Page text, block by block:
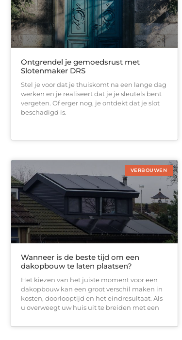
Ontgrendel je gemoedsrust met
Slotenmaker DRS
Stel je voor dat je thuiskomt na een lange dag
werken en je realiseert dat je je sleutels bent
vergeten. Of erger nog, je ontdekt dat je slot
beschadigd is.
VERBOUWEN
Wanneer is de beste tijd om een
dakopbouw te laten plaatsen?
Het kiezen van het juiste moment voor een
dakopbouw kan een groot verschil maken in
kosten, doorlooptijd en het eindresultaat. Als
u overweegt uw huis uit te breiden met een